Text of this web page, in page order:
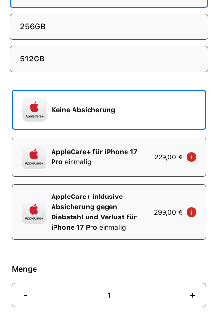
256GB
512GB
Keine Absicherung
AppleCare+ für iPhone 17
Pro einmalig
229,00 € i
AppleCare+ inklusive
Absicherung gegen
Diebstahl und Verlust für
iPhone 17 Pro einmalig
299,00 € i
Menge
- +